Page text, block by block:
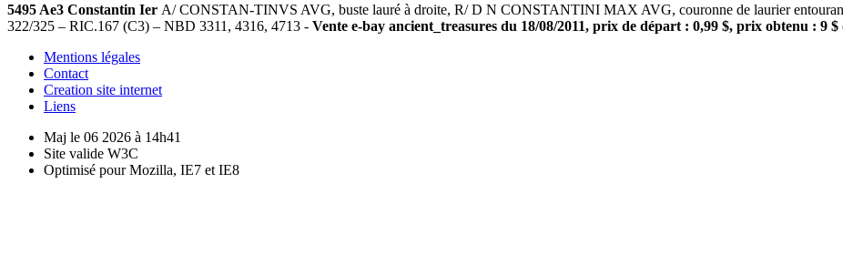
5495 Ae3 Constantin Ier A/ CONSTAN-TINVS AVG, buste lauré à droite, R/ D N CONSTANTINI MAX AVG, couronne de laurier
322/325 – RIC.167 (C3) – NBD 3311, 4316, 4713 - Vente e-bay ancient_treasures du 18/08/2011, prix de départ : 0,99 $, prix obtenu : 9 $
Mentions légales
Contact
Creation site internet
Liens
Maj le 06 2026 à 14h41
Site valide W3C
Optimisé pour Mozilla, IE7 et IE8